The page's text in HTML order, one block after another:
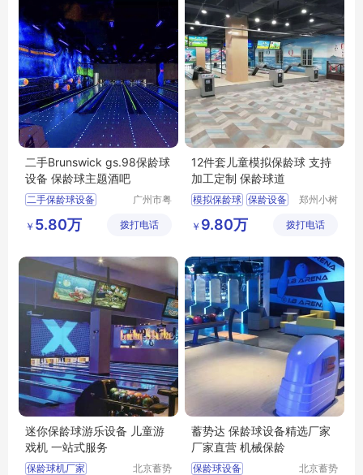
二手Brunswick gs.98保龄球
设备 保龄球主题酒吧
二手保龄球设备
保龄球酒吧
主题保龄球吧
广州市粤
备有限公
￥ 5.80万 拨打电话
12件套儿童模拟保龄球 支持
加工定制 保龄球道
模拟保龄球 保龄设备
儿童保龄球
郑州小树
有限公司
￥ 9.80万 拨打电话
迷你保龄球游乐设备 儿童游
戏机 一站式服务
保龄球机厂家
北京蓄势
蓄势达 保龄球设备精选厂家
厂家直营 机械保龄
保龄球设备
北京蓄势